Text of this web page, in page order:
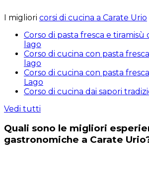
I migliori corsi di cucina a Carate Urio
Corso di pasta fresca e tiramisù
lago
Corso di cucina con pasta
lago
Corso di cucina con pasta
Lago
Corso di cucina dai sapori
Vedi tutti
Quali sono le migliori
gastronomiche a Carate